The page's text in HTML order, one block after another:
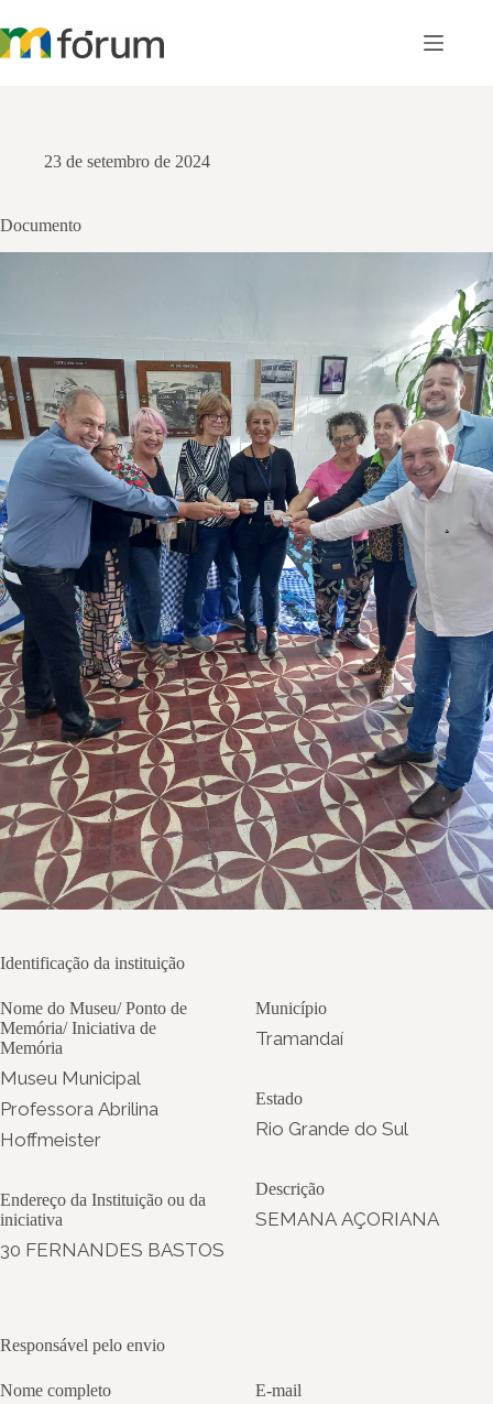
para
o
23 de setembro de 2024
Documento
Identificação da instituição
Nome do Museu/ Ponto de
Memória/ Iniciativa de
Memória
Museu Municipal
Professora Abrilina
Hoffmeister
Endereço da Instituição ou da
iniciativa
30 FERNANDES BASTOS
Município
Tramandaí
Estado
Rio Grande do Sul
Descrição
SEMANA AÇORIANA
Responsável pelo envio
Nome completo E-mail